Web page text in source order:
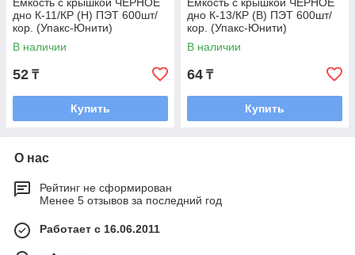
дно К-11/КР (Н) ПЭТ 600шт/
кор. (Упакс-Юнити)
В наличии
52 ₸
Купить
дно К-13/КР (В) ПЭТ 600шт/
кор. (Упакс-Юнити)
В наличии
64 ₸
Купить
О нас
Рейтинг не сформирован
Менее 5 отзывов за последний год
Работает с 16.06.2011